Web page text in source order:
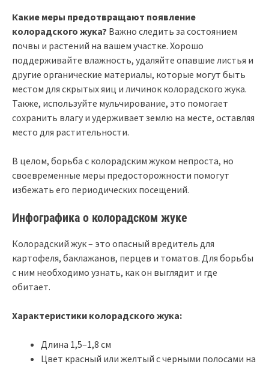
Какие меры предотвращают появление
колорадского жука? Важно следить за состоянием
почвы и растений на вашем участке. Хорошо
поддерживайте влажность, удаляйте опавшие листья и
другие органические материалы, которые могут быть
местом для скрытых яиц и личинок колорадского жука.
Также, используйте мульчирование, это помогает
сохранить влагу и удерживает землю на месте, оставляя
место для растительности.
В целом, борьба с колорадским жуком непроста, но
своевременные меры предосторожности помогут
избежать его периодических посещений.
Инфографика о колорадском жуке
Колорадский жук – это опасный вредитель для
картофеля, баклажанов, перцев и томатов. Для борьбы
с ним необходимо узнать, как он выглядит и где
обитает.
Характеристики колорадского жука:
Длина 1,5–1,8 см
Цвет красный или желтый с черными полосами на